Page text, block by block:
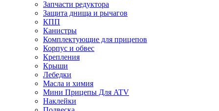
Запчасти редуктора
Защита днища и рычагов
КПП
Канистры
Комплектующие для прицепов
Корпус и обвес
Крепления
Крыши
Лебедки
Масла и химия
Мини Прицепы Для ATV
Наклейки